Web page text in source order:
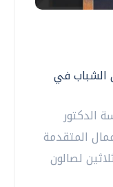
الشباب في
الدكتور
المتقدمة
لصالون